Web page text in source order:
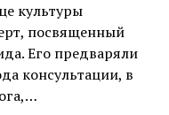
культуры
посвященный
Его предваряли
консультации, в